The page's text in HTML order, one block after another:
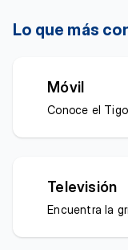
Lo que más
Móvil
Conoce el
Televisión
Encuentra la